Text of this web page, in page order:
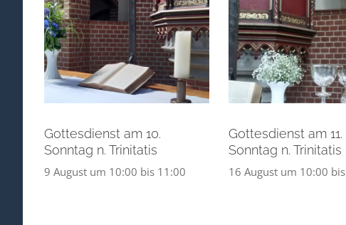
Gottesdienst am 10.
Sonntag n. Trinitatis
9 August um 10:00 bis 11:00
Gottesdienst am 11.
Sonntag n. Trinitatis
16 August um 10:00 bis